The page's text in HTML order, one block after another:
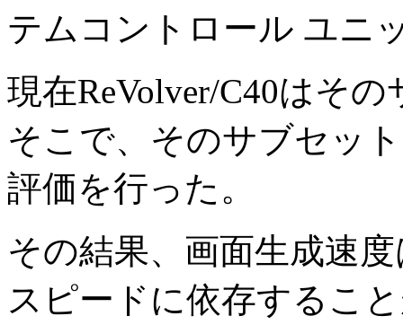
テムコントロール ユニ
現在ReVolver/C40はそ
そこで、そのサブセッ
評価を行った。
その結果、画面生成速
スピードに依存するこ